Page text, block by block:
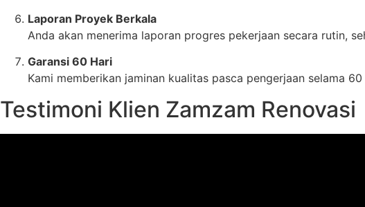
Laporan Proyek Berkala
Anda akan menerima laporan progres pekerjaan secara rutin,
Garansi 60 Hari
Kami memberikan jaminan kualitas pasca pengerjaan selama
Testimoni Klien Zamzam Renovasi